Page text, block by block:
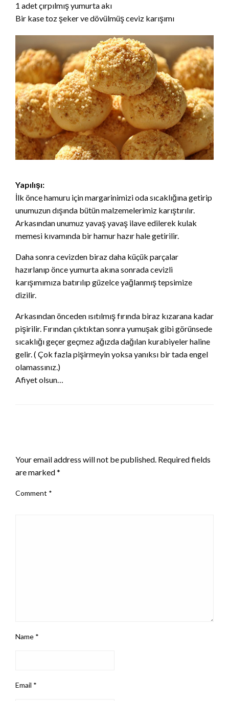
1 adet çırpılmış yumurta akı
Bir kase toz şeker ve dövülmüş ceviz karışımı
Yapılışı:
İlk önce hamuru için margarinimizi oda sıcaklığına getirip
unumuzun dışında bütün malzemelerimiz karıştırılır.
Arkasından unumuz yavaş yavaş ilave edilerek kulak
memesi kıvamında bir hamur hazır hale getirilir.
Daha sonra cevizden biraz daha küçük parçalar
hazırlanıp önce yumurta akına sonrada cevizli
karışımımıza batırılıp güzelce yağlanmış tepsimize
dizilir.
Arkasından önceden ısıtılmış fırında biraz kızarana kadar
pişirilir. Fırından çıktıktan sonra yumuşak gibi görünsede
sıcaklığı geçer geçmez ağızda dağılan kurabiyeler haline
gelir. ( Çok fazla pişirmeyin yoksa yanıksı bir tada engel
olamassınız.)
Afiyet olsun…
Your email address will not be published. Required fields
are marked*
Comment *
Name *
Email *